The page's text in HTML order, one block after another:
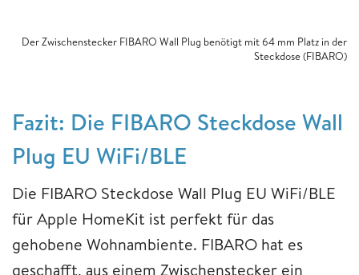
Der Zwischenstecker FIBARO Wall Plug benötigt mit 64 mm Platz in der
Steckdose (FIBARO)
Fazit: Die FIBARO Steckdose Wall
Plug EU WiFi/BLE
Die FIBARO Steckdose Wall Plug EU WiFi/BLE
für Apple HomeKit ist perfekt für das
gehobene Wohnambiente. FIBARO hat es
geschafft, aus einem Zwischenstecker ein